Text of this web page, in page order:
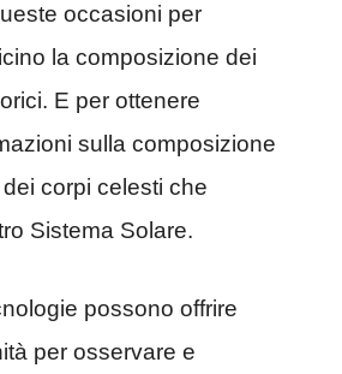
occasioni per
la composizione dei
E per ottenere
sulla composizione
corpi celesti che
Sistema Solare.
possono offrire
per osservare e